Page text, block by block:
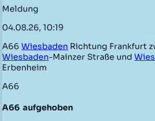
Meldung
04.08.26, 10:19
A66Wiesbaden Richtung Frankfurt
Wiesbaden-Mainzer Straße und
Erbenheim
A66
A66 aufgehoben